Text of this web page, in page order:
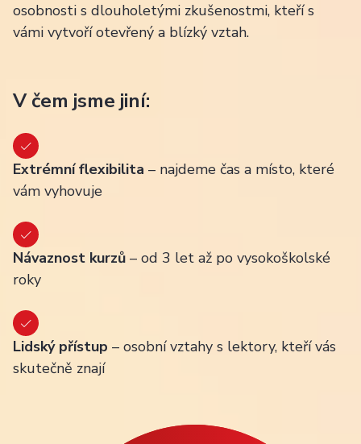
osobnosti s dlouholetými zkušenostmi, kteří s
vámi vytvoří otevřený a blízký vztah.
V čem jsme jiní:
Extrémní flexibilita – najdeme čas a místo, které
vám vyhovuje
Návaznost kurzů – od 3 let až po vysokoškolské
roky
Lidský přístup – osobní vztahy s lektory, kteří vás
skutečně znají